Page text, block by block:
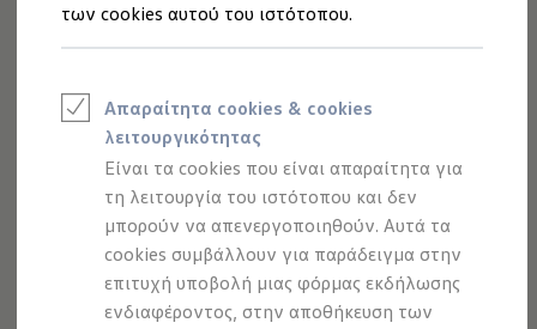
των cookies αυτού του ιστότοπου.
Απαραίτητα cookies & cookies
λειτουργικότητας
Είναι τα cookies που είναι απαραίτητα για
τη λειτουργία του ιστότοπου και δεν
μπορούν να απενεργοποιηθούν. Αυτά τα
cookies συμβάλλουν για παράδειγμα στην
επιτυχή υποβολή μιας φόρμας εκδήλωσης
ενδιαφέροντος, στην αποθήκευση των
eHybrid μοντέλα
Golf GTE
Νέο Tayron ehybrid
e-Tools για ηλεκτρικά αυτοκίνητα
Προσομοιωτής αυτονομίας
Προσομοιωτής χρόνου φόρτισης
Προσομοιωτής κόστους φόρτισης
ID. Ενημερώσεις λογισμικού
We Charge - Υπηρεσία Φόρτισης
Εύρεση δημόσιων σημείων φόρτισης
ID. Charger
Ενημέρωση ID.
Πλατφόρμα MEB
--:--
Remaining time, --